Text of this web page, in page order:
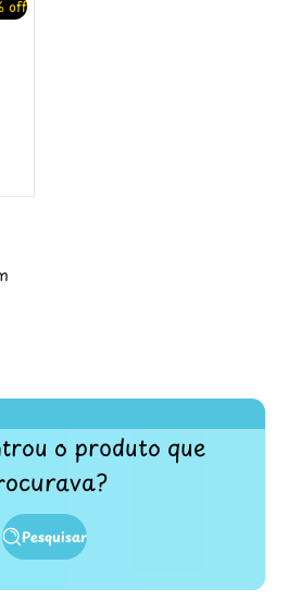
off
o produto que
Pesquisar